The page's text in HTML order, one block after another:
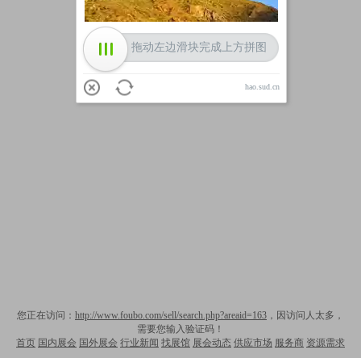
您正在访问： http://www.foubo.com/sell/search.php?areaid=163 ，因访问人太多，
需要您输入验证码！
首页 国内展会 国外展会 行业新闻 找展馆 展会动态 供应市场 服务商 资源需求
拖动左边滑块完成上方拼图
hao.sud.cn